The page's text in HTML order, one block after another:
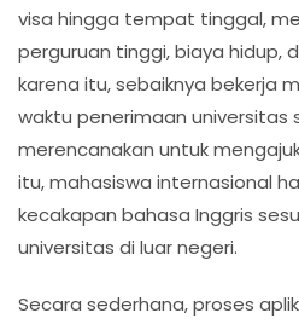
visa hingga tempat tinggal,
perguruan tinggi, biaya hidup,
karena itu, sebaiknya bekerja
waktu penerimaan universitas
merencanakan untuk
itu, mahasiswa internasional
kecakapan bahasa Inggris
universitas di luar negeri.
Secara sederhana, proses